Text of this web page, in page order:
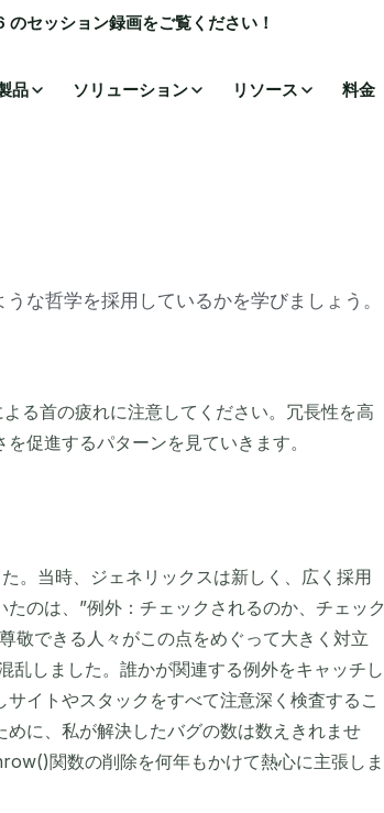
セッション録画をご覧ください！
品 ソリューション リソース 料金
な哲学を採用しているかを学びましょう。
る首の疲れに注意してください。冗長性を高
促進するパターンを見ていきます。
。当時、ジェネリックスは新しく、広く採用
のは、”例外：チェックされるのか、チェック
敬できる人々がこの点をめぐって大きく対立
乱しました。誰かが関連する例外をキャッチし
イトやスタックをすべて注意深く検査するこ
に、私が解決したバグの数は数えきれませ
関数の削除を何年もかけて熱心に主張しま